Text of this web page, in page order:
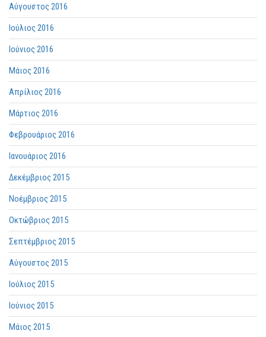
Αύγουστος 2016
Ιούλιος 2016
Ιούνιος 2016
Μάιος 2016
Απρίλιος 2016
Μάρτιος 2016
Φεβρουάριος 2016
Ιανουάριος 2016
Δεκέμβριος 2015
Νοέμβριος 2015
Οκτώβριος 2015
Σεπτέμβριος 2015
Αύγουστος 2015
Ιούλιος 2015
Ιούνιος 2015
Μάιος 2015